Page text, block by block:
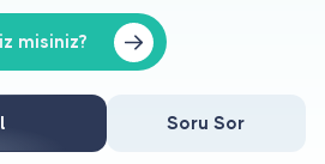
musunuz?
misiniz?
Soru Sor